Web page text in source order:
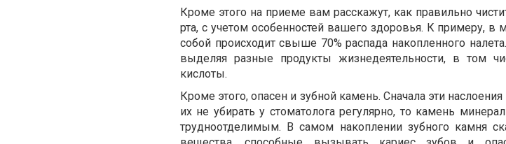
Кроме этого на приеме вам расскажут, как правильно
рта, с учетом особенностей вашего здоровья. К примеру, в
собой происходит свыше 70% распада накопленного
выделяя разные продукты жизнедеятельности, в том
кислоты.
Кроме этого, опасен и зубной камень. Сначала эти
их не убирать у стоматолога регулярно, то камень
трудноотделимым. В самом накоплении зубного камня